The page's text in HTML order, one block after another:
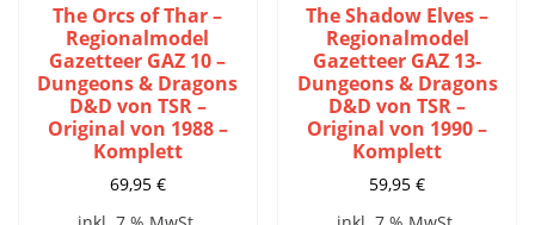
The Orcs of Thar –
Regionalmodel
Gazetteer GAZ 10 –
Dungeons & Dragons
D&D von TSR –
Original von 1988 –
Komplett
69,95 €
The Shadow Elves –
Regionalmodel
Gazetteer GAZ 13-
Dungeons & Dragons
D&D von TSR –
Original von 1990 –
Komplett
59,95€